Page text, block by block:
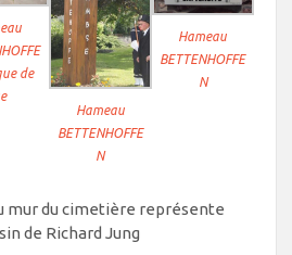
de
Hameau
BETTENHOFFE
N
Hameau
BETTENHOFFE
N
mur du cimetière représente
de Richard Jung